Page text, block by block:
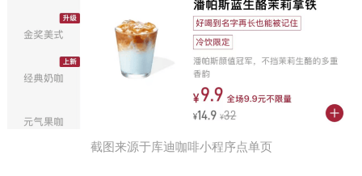
截图来源于库迪咖啡小程序点单页